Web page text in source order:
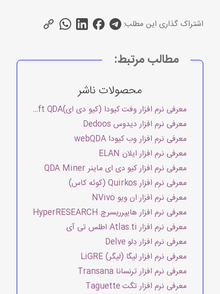
اشتراک گذاری این مطلب:
مطالب مرتبط:
محصولات ناشر
معرفی نرم افزار وفت کیودا (کیو دی ای)Weft QDA
معرفی نرم افزار دیدوس Dedoos
معرفی نرم افزار وب کیودا webQDA
معرفی نرم افزار ایلان ELAN
معرفی نرم افزار کیو دی ای ماینر QDA Miner
معرفی نرم افزار Quirkos (کوئه کاس)
معرفی نرم افزار ان ویو NVivo
معرفی نرم افزار هایپرریسرچ HyperRESEARCH
معرفی نرم افزار Atlas.ti اطلس تی آی
معرفی نرم افزار دِلو Delve
معرفی نرم افزار لیگا (لیگر) LiGRE
معرفی نرم افزار ترنسانا Transana
معرفی نرم افزار تگت Taguette